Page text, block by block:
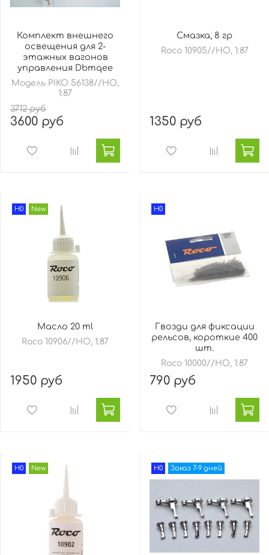
Комплект внешнего
освещения для 2-
этажных вагонов
управления Dbmqee
Модель PIKO 56138//HO,
1:87
3712 руб
3600 руб
Смазка, 8 гр
Roco 10905//HO, 1:87
1350 руб
H0 New
Масло 20 ml
Roco 10906//HO, 1:87
1950 руб
H0
Гвозди для фиксации
рельсов, короткие 400
шт.
Roco 10000//HO, 1:87
790 руб
H0 New H0 Заказ 7-9 дней